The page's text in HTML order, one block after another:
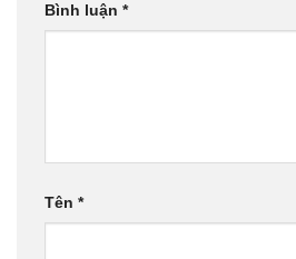
Bình luận *
Tên *